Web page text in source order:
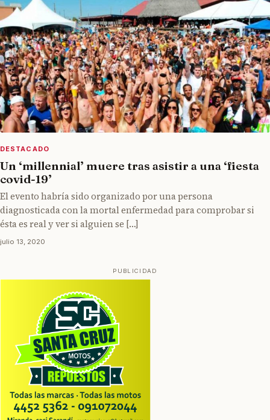
DESTACADO
Un ‘millennial’ muere tras asistir a una ‘fiesta
covid-19’
El evento habría sido organizado por una persona
diagnosticada con la mortal enfermedad para comprobar si
ésta es real y ver si alguien se […]
julio 13, 2020